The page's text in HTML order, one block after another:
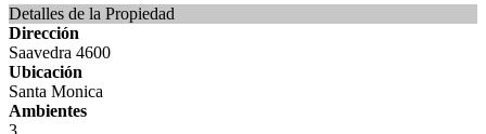
Detalles de la Propiedad
Dirección
Saavedra 4600
Ubicación
Santa Monica
Ambientes
3